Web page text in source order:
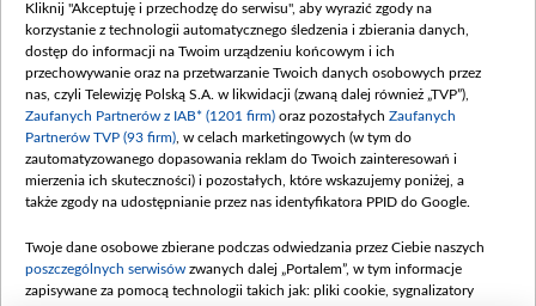
Procedura zgłoszeń wewnętrznych
Kliknij "Akceptuję i przechodzę do serwisu", aby wyrazić zgody na
korzystanie z technologii automatycznego śledzenia i zbierania danych,
dostęp do informacji na Twoim urządzeniu końcowym i ich
przechowywanie oraz na przetwarzanie Twoich danych osobowych przez
nas, czyli Telewizję Polską S.A. w likwidacji (zwaną dalej również „TVP”),
Zaufanych Partnerów z IAB* (1201 firm) oraz pozostałych Zaufanych
Partnerów TVP (93 firm) , w celach marketingowych (w tym do
zautomatyzowanego dopasowania reklam do Twoich zainteresowań i
mierzenia ich skuteczności) i pozostałych, które wskazujemy poniżej, a
także zgody na udostępnianie przez nas identyfikatora PPID do Google.
Twoje dane osobowe zbierane podczas odwiedzania przez Ciebie naszych
poszczególnych serwisów zwanych dalej „Portalem”, w tym informacje
zapisywane za pomocą technologii takich jak: pliki cookie, sygnalizatory